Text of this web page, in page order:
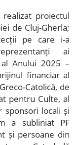
proiectul
de Cluj-Gherla;
pe care i-a
ai
Anului 2025 –
financiar al
Catolică, de
pentru Culte, al
sponsori locali și
a subliniat PF
și persoane din